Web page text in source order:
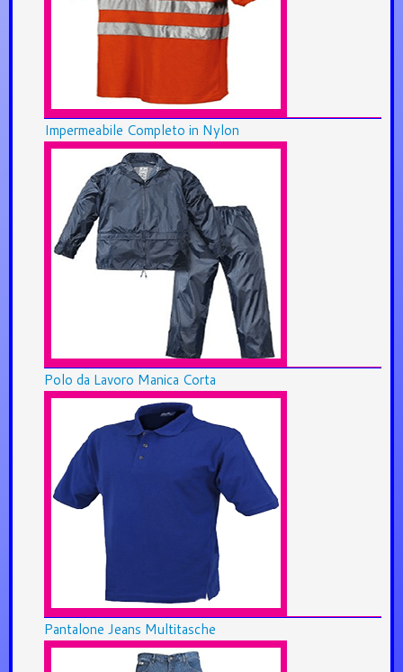
Impermeabile Completo in Nylon
Polo da Lavoro Manica Corta
Pantalone Jeans Multitasche